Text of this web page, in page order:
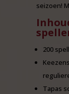
seizoen!
200
Tapas